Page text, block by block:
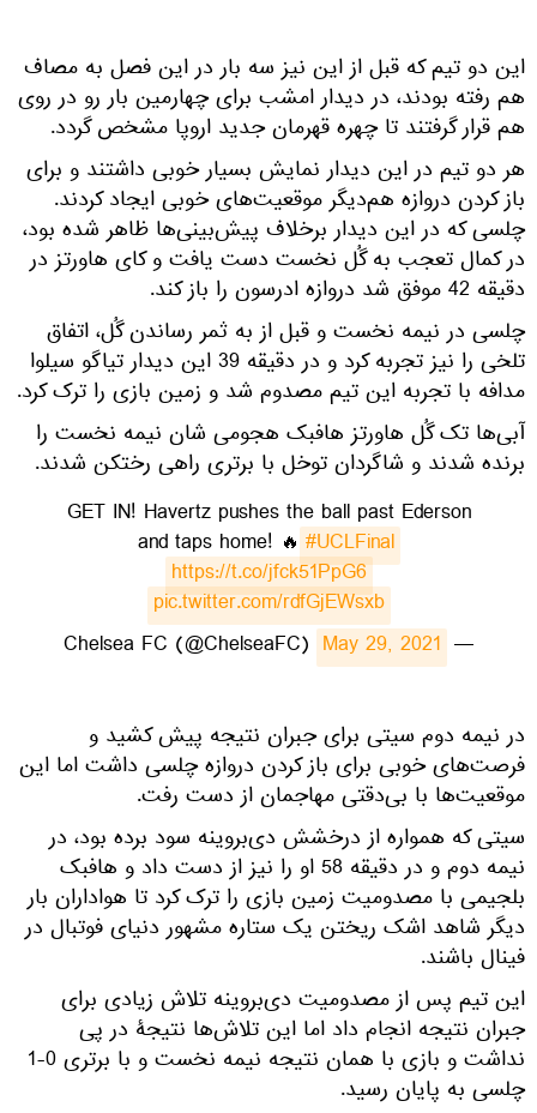
این دو تیم که قبل از این نیز سه بار در این فصل به مصاف
هم رفته بودند، در دیدار امشب برای چهارمین بار رو در روی
هم قرار گرفتند تا چهره قهرمان جدید اروپا مشخص گردد.
هر دو تیم در این دیدار نمایش بسیار خوبی داشتند و برای
باز کردن دروازه هم‌دیگر موقعیت‌های خوبی ایجاد کردند.
چلسی که در این دیدار برخلاف پیش‌بینی‌ها ظاهر شده بود،
در کمال تعجب به گُل نخست دست یافت و کای هاورتز در
دقیقه 42 موفق شد دروازه ادرسون را باز کند.
چلسی در نیمه نخست و قبل از به ثمر رساندن گُل، اتفاق
تلخی را نیز تجربه کرد و در دقیقه 39 این دیدار تیاگو سیلوا
مدافه با تجربه این تیم مصدوم شد و زمین بازی را ترک کرد.
آبی‌ها تک گُل هاورتز هافبک هجومی شان نیمه نخست را
برنده شدند و شاگردان توخل با برتری راهی رختکن شدند.
GET IN! Havertz pushes the ball past Ederson
and taps home! 🔥 #UCLFinal
https://t.co/jfck51PpG6
pic.twitter.com/rdfGjEWsxb
— Chelsea FC (@ChelseaFC)
May 29, 2021
در نیمه دوم سیتی برای جبران نتیجه پیش کشید و
فرصت‌های خوبی برای باز کردن دروازه چلسی داشت اما این
موقعیت‌ها با بی‌دقتی مهاجمان از دست رفت.
سیتی که همواره از درخشش دی‌بروینه سود برده بود، در
نیمه دوم و در دقیقه 58 او را نیز از دست داد و هافبک
بلجیمی با مصدومیت زمین بازی را ترک کرد تا هواداران بار
دیگر شاهد اشک ریختن یک ستاره مشهور دنیای فوتبال در
فینال باشند.
این تیم پس از مصدومیت دی‌بروینه تلاش زیادی برای
جبران نتیجه انجام داد اما این تلاش‌ها نتیجۀ در پی
نداشت و بازی با همان نتیجه نیمه نخست و با برتری 0-1
چلسی به پایان رسید.